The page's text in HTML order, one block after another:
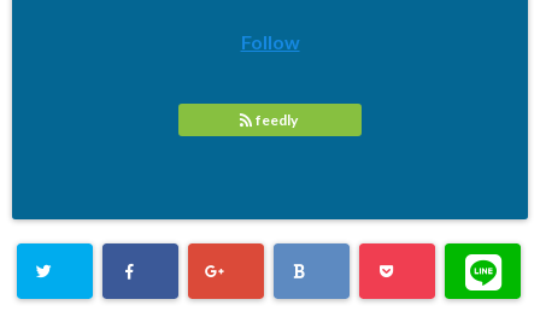
Follow
feedly